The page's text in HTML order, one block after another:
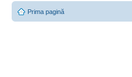
Prima pagină